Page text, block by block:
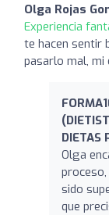
Olga Rojas
Experiencia
te hacen sentir
pasarlo mal, mi
DIETAS
Olga
proceso,
sido
que